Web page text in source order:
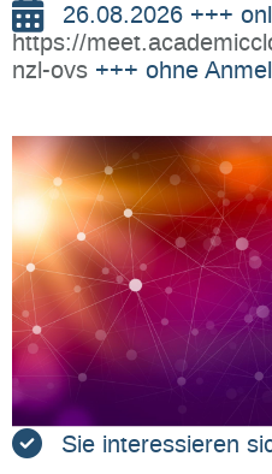
26.08.2026 +++
https://
nzl-ovs +++ ohne
Sie interessieren